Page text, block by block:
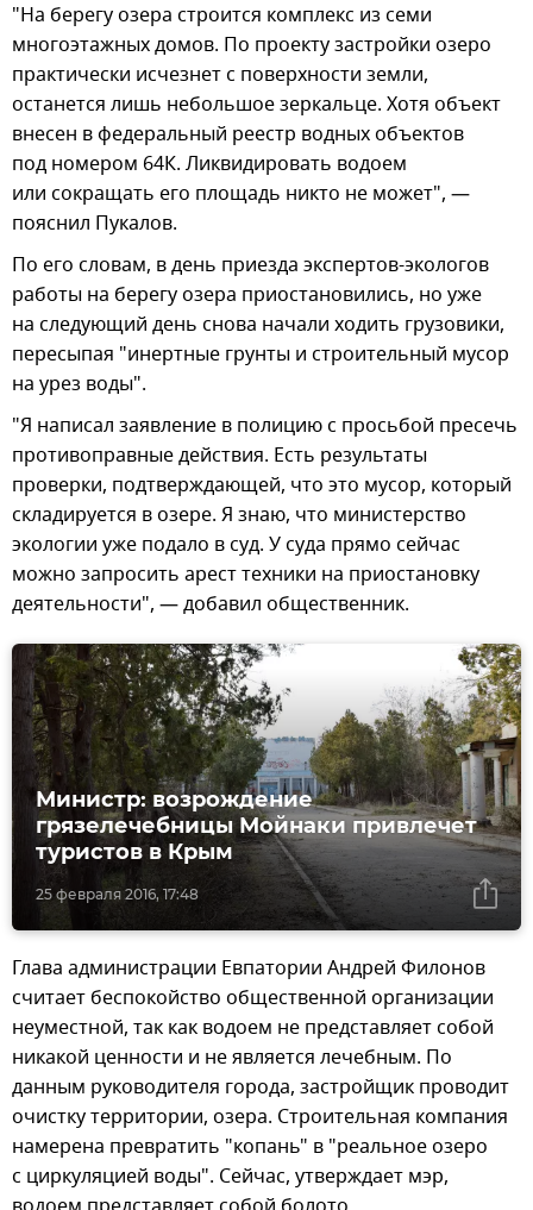
"На берегу озера строится комплекс из семи
многоэтажных домов. По проекту застройки озеро
практически исчезнет с поверхности земли,
останется лишь небольшое зеркальце. Хотя объект
внесен в федеральный реестр водных объектов
под номером 64К. Ликвидировать водоем
или сокращать его площадь никто не может", —
пояснил Пукалов.
По его словам, в день приезда экспертов-экологов
работы на берегу озера приостановились, но уже
на следующий день снова начали ходить грузовики,
пересыпая "инертные грунты и строительный мусор
на урез воды".
"Я написал заявление в полицию с просьбой пресечь
противоправные действия. Есть результаты
проверки, подтверждающей, что это мусор, который
складируется в озере. Я знаю, что министерство
экологии уже подало в суд. У суда прямо сейчас
можно запросить арест техники на приостановку
деятельности", — добавил общественник.
25 февраля 2016, 17:48
Министр: возрождение
грязелечебницы Мойнаки привлечет
туристов в Крым
Глава администрации Евпатории Андрей Филонов
считает беспокойство общественной организации
неуместной, так как водоем не представляет собой
никакой ценности и не является лечебным. По
данным руководителя города, застройщик проводит
очистку территории, озера. Строительная компания
намерена превратить "копань" в "реальное озеро
с циркуляцией воды". Сейчас, утверждает мэр,